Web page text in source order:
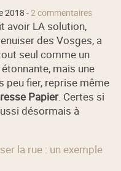
2018 -2 commentaires
avoir LA solution,
des Vosges, a
seul comme un
mais une
peu fier, reprise même
Papier. Certes si
désormais à
la rue : un exemple